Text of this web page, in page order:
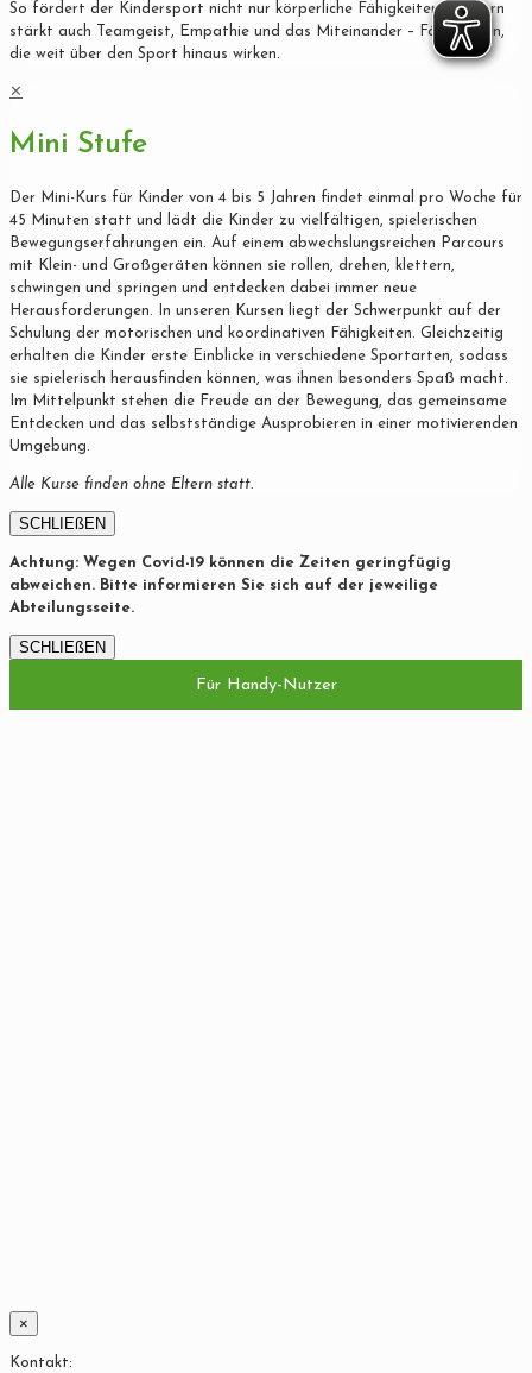
So fördert der Kindersport nicht nur körperliche Fähigkeiten, sondern
stärkt auch Teamgeist, Empathie und das Miteinander – Fähigkeiten,
die weit über den Sport hinaus wirken.
✕
Mini Stufe
Der Mini-Kurs für Kinder von 4 bis 5 Jahren findet einmal pro Woche für
45 Minuten statt und lädt die Kinder zu vielfältigen, spielerischen
Bewegungserfahrungen ein. Auf einem abwechslungsreichen Parcours
mit Klein- und Großgeräten können sie rollen, drehen, klettern,
schwingen und springen und entdecken dabei immer neue
Herausforderungen. In unseren Kursen liegt der Schwerpunkt auf der
Schulung der motorischen und koordinativen Fähigkeiten. Gleichzeitig
erhalten die Kinder erste Einblicke in verschiedene Sportarten, sodass
sie spielerisch herausfinden können, was ihnen besonders Spaß macht.
Im Mittelpunkt stehen die Freude an der Bewegung, das gemeinsame
Entdecken und das selbstständige Ausprobieren in einer motivierenden
Umgebung.
Alle Kurse finden ohne Eltern statt.
SCHLIEßEN
Achtung: Wegen Covid-19 können die Zeiten geringfügig
abweichen. Bitte informieren Sie sich auf der jeweilige
Abteilungsseite.
SCHLIEßEN
Für Handy-Nutzer
×
Kontakt: